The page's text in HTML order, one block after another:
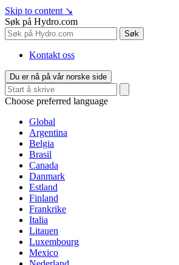
Skip to content ↘
Søk på Hydro.com
Søk
Kontakt oss
Du er nå på vår norske side
Choose preferred language
Global
Argentina
Belgia
Brasil
Canada
Danmark
Estland
Finland
Frankrike
Italia
Litauen
Luxembourg
Mexico